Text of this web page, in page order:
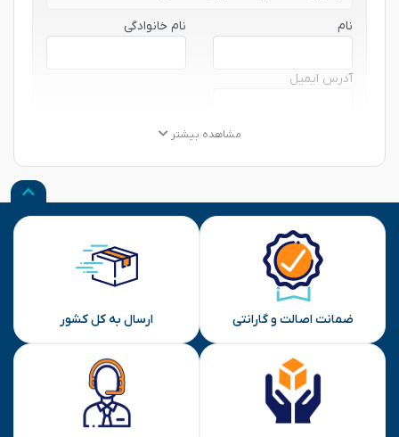
نام نام خانوادگی
آدرس ایمیل
★
ارسال
مشاهده بیشتر
ضمانت اصالت و گارانتی ارسال به کل کشور